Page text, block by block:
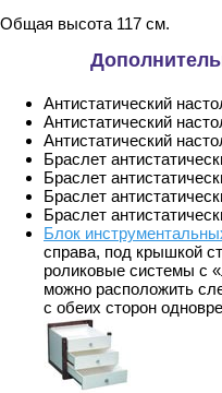
Общая высота 117 см.
Антистатический
Антистатический
Антистатический
Браслет
Браслет
Браслет
Браслет
Блок
справа, под крышкой
роликовые системы с
можно расположить
с обеих сторон